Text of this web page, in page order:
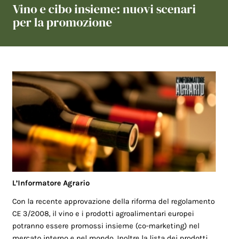
Vino e cibo insieme: nuovi scenari
per la promozione
L’Informatore Agrario
Con la recente approvazione della riforma del regolamento
CE 3/2008, il vino e i prodotti agroalimentari europei
potranno essere promossi insieme (co-marketing) nel